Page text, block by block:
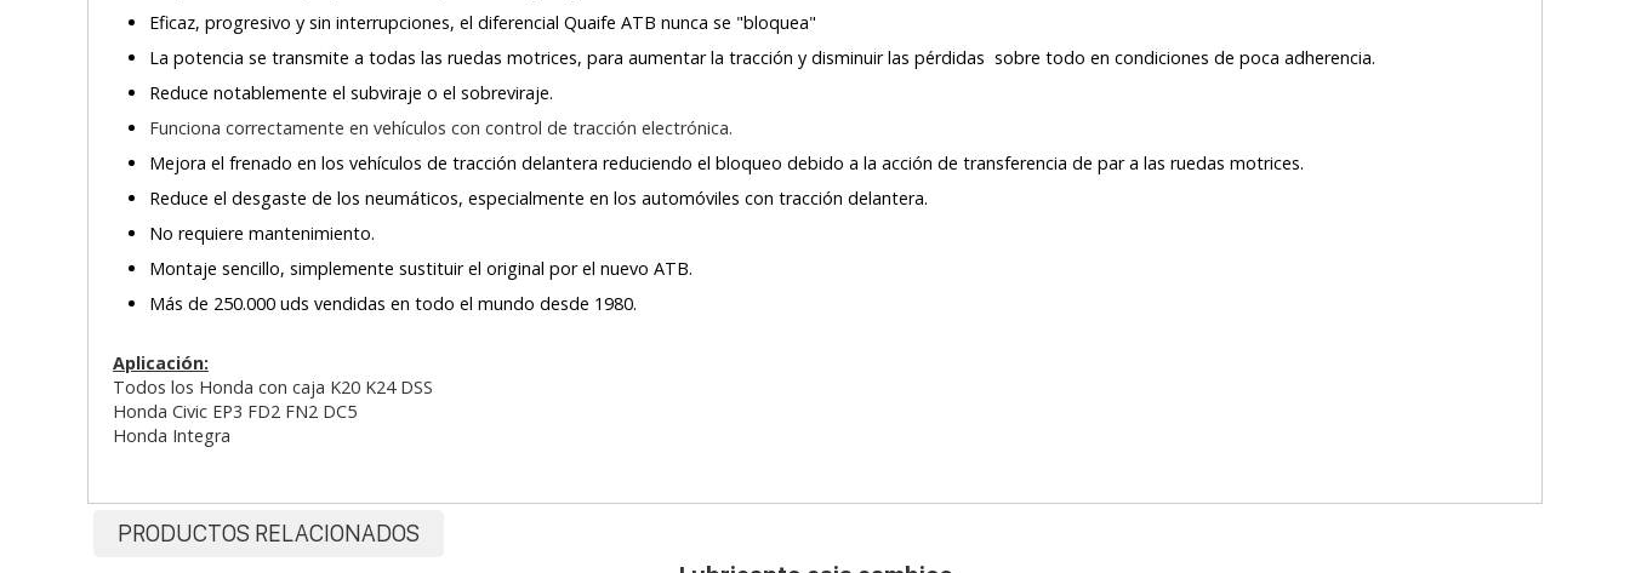
Eficaz, progresivo y sin interrupciones, el diferencial Quaife ATB nunca se "bloquea"
La potencia se transmite a todas las ruedas motrices, para aumentar la tracción y disminuir las pérdidas sobre todo en condiciones de poca adherencia.
Reduce notablemente el subviraje o el sobreviraje.
Funciona correctamente en vehículos con control de tracción electrónica.
Mejora el frenado en los vehículos de tracción delantera reduciendo el bloqueo debido a la acción de transferencia de par a las ruedas motrices.
Reduce el desgaste de los neumáticos, especialmente en los automóviles con tracción delantera.
No requiere mantenimiento.
Montaje sencillo, simplemente sustituir el original por el nuevo ATB.
Más de 250.000 uds vendidas en todo el mundo desde 1980.
Aplicación:
Todos los Honda con caja K20 K24 DSS
Honda Civic EP3 FD2 FN2 DC5
Honda Integra
PRODUCTOS RELACIONADOS